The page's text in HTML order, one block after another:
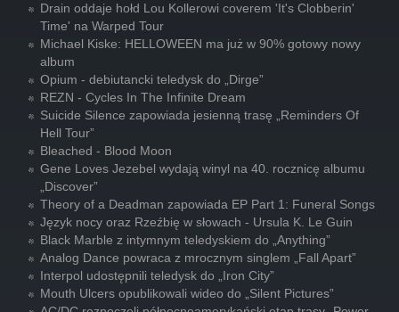
Drain oddaje hołd Lou Kollerowi coverem 'It's Clobberin'
Time' na Warped Tour
Michael Kiske: HELLOWEEN ma już w 90% gotowy nowy
album
Opium - debiutancki teledysk do „Dirge”
REZN - Cycles In The Infinite Dream
Suicide Silence zapowiada jesienną trasę „Reminders Of
Hell Tour”
Bleached - Blood Moon
Gene Loves Jezebel wydają winyl na 40. rocznicę albumu
„Discover”
Theory of a Deadman zapowiada EP Part 1: Funeral Songs
Język nocy oraz Rzeźbię w słowach - Ursula K. Le Guin
Black Marble z intymnym teledyskiem do „Anything”
Analog Dance powraca z mrocznym singlem „Fall Apart”
Interpol udostępnili teledysk do „Iron City”
Mouth Ulcers opublikowali wideo do „Silent Pictures”